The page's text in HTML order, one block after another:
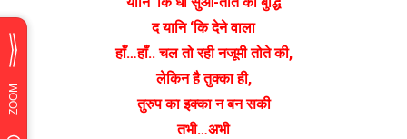
द यानि ‘कि देने वाला
हाँ…हाँ.. चल तो रही नजूमी तोते की,
लेकिन है तुक्का ही,
तुरुप का इक्का न बन सकी
तभी…अभी